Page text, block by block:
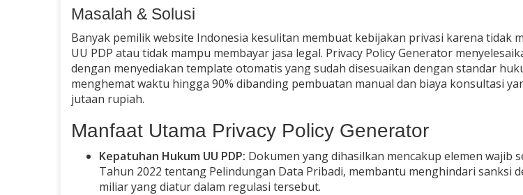
Masalah & Solusi
Banyak pemilik website Indonesia kesulitan membuat kebijakan privasi karena tidak
UU PDP atau tidak mampu membayar jasa legal. Privacy Policy Generator
dengan menyediakan template otomatis yang sudah disesuaikan dengan standar
menghemat waktu hingga 90% dibanding pembuatan manual dan biaya konsultasi
jutaan rupiah.
Manfaat Utama Privacy Policy Generator
Kepatuhan Hukum UU PDP: Dokumen yang dihasilkan mencakup elemen wajib
Tahun 2022 tentang Pelindungan Data Pribadi, membantu menghindari sanksi
miliar yang diatur dalam regulasi tersebut.